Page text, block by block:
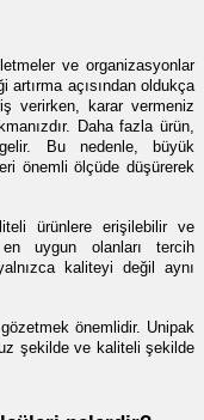
ve organizasyonlar
açısından oldukça
verirken, karar vermeniz
Daha fazla ürün,
Bu nedenle, büyük
önemli ölçüde düşürerek
ürünlere erişilebilir ve
en uygun olanları tercih
kaliteyi değil aynı
önemlidir. Unipak
şekilde ve kaliteli şekilde